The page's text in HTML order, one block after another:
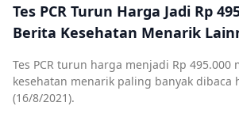
Tes PCR Turun Harga Jadi Rp
Berita Kesehatan Menarik
Tes PCR turun harga menjadi Rp 495.000
kesehatan menarik paling banyak dibaca
(16/8/2021).